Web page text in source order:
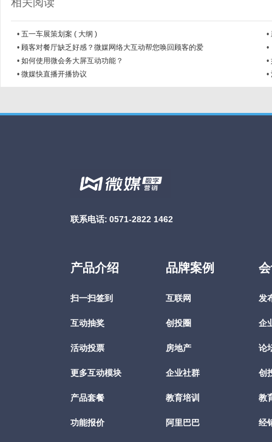
相关阅读
• 五一车展策划案 ( 大纲 ) •
• 顾客对餐厅缺乏好感？微媒网络大互动帮您唤回顾客的爱 •
• 如何使用微会务大屏互动功能？ •
• 微媒快直播开播协议 •
联系电话: 0571-2822 1462
产品介绍
扫一扫签到
互动抽奖
活动投票
更多互动模块
产品套餐
功能报价
品牌案例
互联网
创投圈
房地产
企业社群
教育培训
阿里巴巴
发
企
论
创
教
经